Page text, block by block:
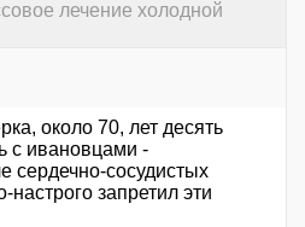
лечение холодной
около 70, лет десять
с ивановцами -
сердечно-сосудистых
настрого запретил эти